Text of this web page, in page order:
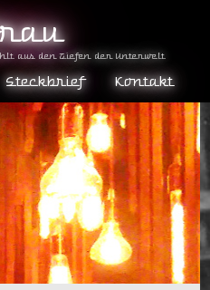
aus den Tiefen der Unterwelt
Steckbrief Kontakt